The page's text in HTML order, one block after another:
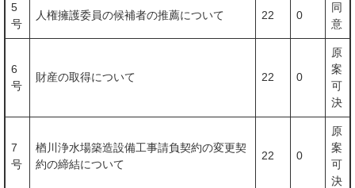
5
号
人権擁護委員の候補者の推薦について 22 0
同
意
6
号
財産の取得について 22 0
原
案
可
決
7
号
楢川浄水場築造設備工事請負契約の変更契
約の締結について
22 0
原
案
可
決